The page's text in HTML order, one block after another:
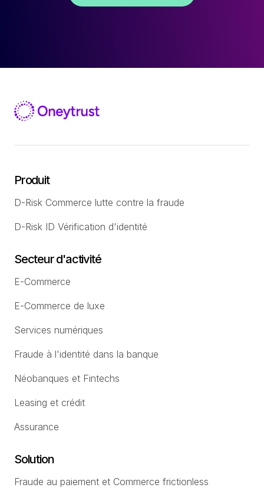
Produit
D-Risk Commerce lutte contre la fraude
D-Risk ID Vérification d'identité
Secteur d'activité
E-Commerce
E-Commerce de luxe
Services numériques
Fraude à l'identité dans la banque
Néobanques et Fintechs
Leasing et crédit
Assurance
Solution
Fraude au paiement et Commerce frictionless